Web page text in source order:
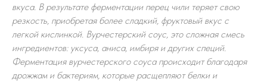
вкуса. В результате ферментации перец чили теряет свою
резкость, приобретая более сладкий, фруктовый вкус с
легкой кислинкой. Вурчестерский соус, это сложная смесь
ингредиентов: уксуса, аниса, имбиря и других специй.
Ферментация вурчестерского соуса происходит благодаря
дрожжам и бактериям, которые расщепляют белки и